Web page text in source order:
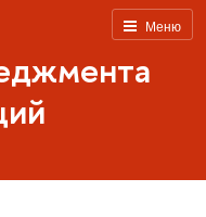
Меню